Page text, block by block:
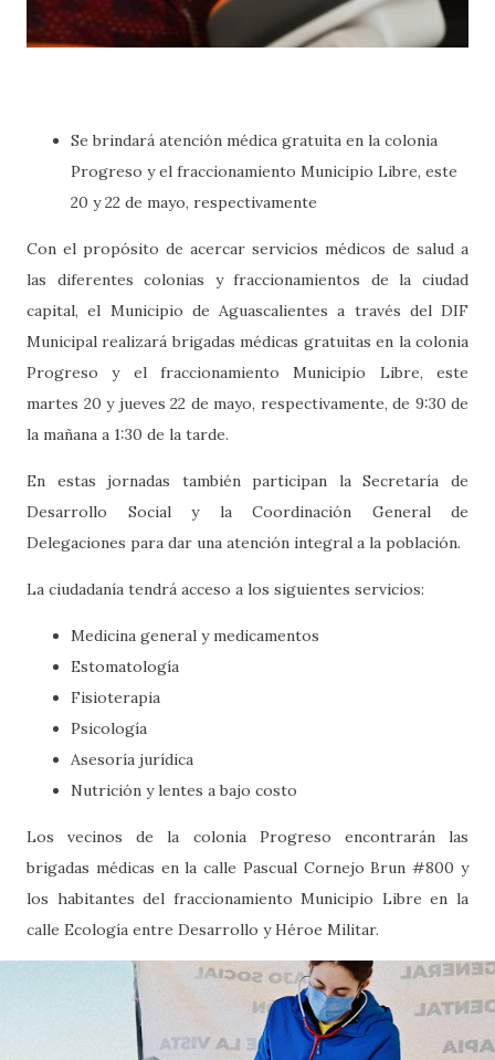
Se brindará atención médica gratuita en la colonia
Progreso y el fraccionamiento Municipio Libre, este
20 y 22 de mayo, respectivamente
Con el propósito de acercar servicios médicos de salud a
las diferentes colonias y fraccionamientos de la ciudad
capital, el Municipio de Aguascalientes a través del DIF
Municipal realizará brigadas médicas gratuitas en la colonia
Progreso y el fraccionamiento Municipio Libre, este
martes 20 y jueves 22 de mayo, respectivamente, de 9:30 de
la mañana a 1:30 de la tarde.
En estas jornadas también participan la Secretaría de
Desarrollo Social y la Coordinación General de
Delegaciones para dar una atención integral a la población.
La ciudadanía tendrá acceso a los siguientes servicios:
Medicina general y medicamentos
Estomatología
Fisioterapia
Psicología
Asesoría jurídica
Nutrición y lentes a bajo costo
Los vecinos de la colonia Progreso encontrarán las
brigadas médicas en la calle Pascual Cornejo Brun #800 y
los habitantes del fraccionamiento Municipio Libre en la
calle Ecología entre Desarrollo y Héroe Militar.